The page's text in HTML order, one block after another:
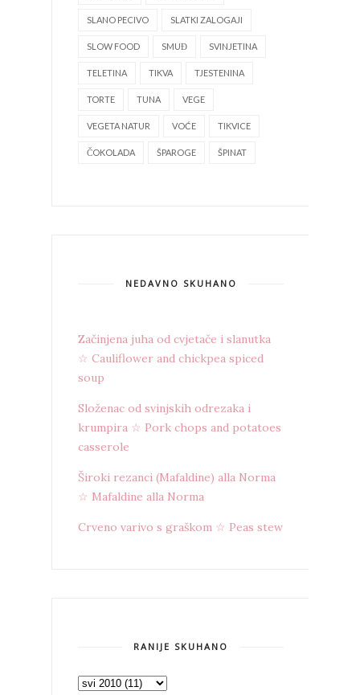
SLANO PECIVO SLATKI ZALOGAJI
SLOW FOOD SMUĐ SVINJETINA
TELETINA TIKVA TJESTENINA
TORTE TUNA VEGE
VEGETA NATUR VOĆE TIKVICE
ČOKOLADA ŠPAROGE ŠPINAT
NEDAVNO SKUHANO
Začinjena juha od cvjetače i slanutka
☆ Cauliflower and chickpea spiced
soup
Složenac od svinjskih odrezaka i
krumpira ☆ Pork chops and potatoes
casserole
Široki rezanci (Mafaldine) alla Norma
☆ Mafaldine alla Norma
Crveno varivo s graškom ☆ Peas stew
RANIJE SKUHANO